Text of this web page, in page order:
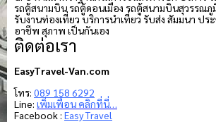
รถตู้สนามบิน รถตู้ดอนเมือง รถตู้สนามบินสุวรรณภู
รับงานท่องเที่ยว บริการนำเที่ยว รับส่ง สัมมนา ป
อาชีพ สุภาพ เป็นกันเอง
ติดต่อเรา
EasyTravel-Van.com
โทร: 089 158 6292
Line: เพิ่มเพื่อน คลิกที่นี่…
Facebook : Easy Travel